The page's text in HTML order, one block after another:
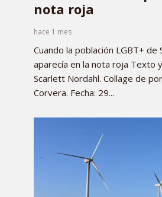
nota roja
hace 1 mes
Cuando la población LGBT+ de
aparecía en la nota roja Texto
Scarlett Nordahl. Collage de
Corvera. Fecha: 29...